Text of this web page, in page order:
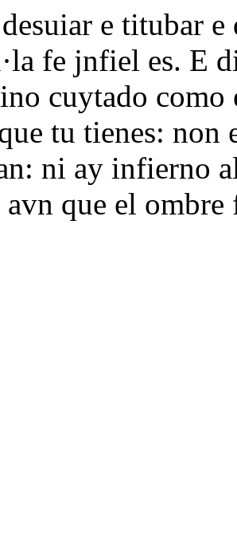
e titubar
fe jnfiel es. E
cuytado como
tu tienes: non
ni ay infierno
que el ombre